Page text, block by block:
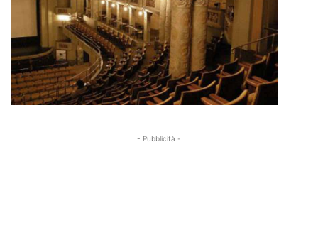
- Pubblicità -